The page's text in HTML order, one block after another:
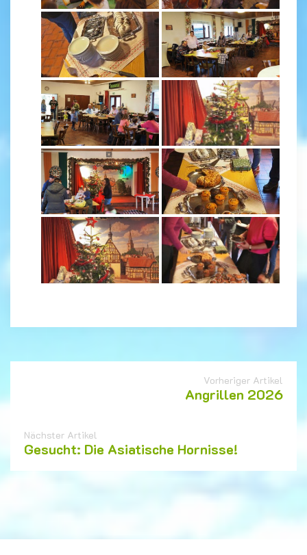
Vorheriger Artikel
Angrillen 2026
Nächster Artikel
Gesucht: Die Asiatische Hornisse!